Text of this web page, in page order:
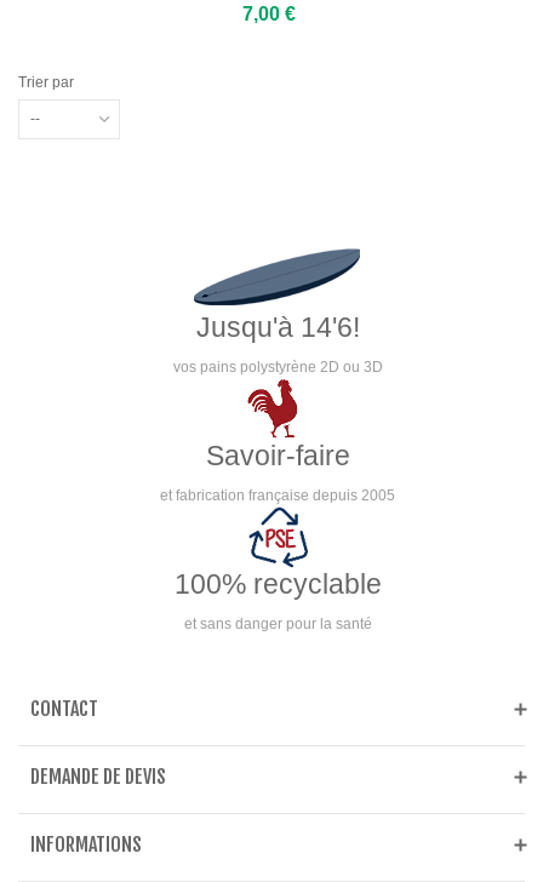
7,00 €
Trier par
--
Jusqu'à 14'6!
vos pains polystyrène 2D ou 3D
Savoir-faire
et fabrication française depuis 2005
100% recyclable
et sans danger pour la santé
CONTACT
DEMANDE DE DEVIS
INFORMATIONS